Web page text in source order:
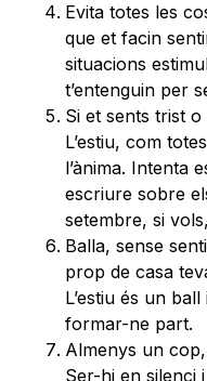
Evita totes les
que et facin
situacions
t’entenguin per
Si et sents trist
L’estiu, com
l’ànima. Intenta
escriure sobre
setembre, si
Balla, sense
prop de casa
L’estiu és un
formar-ne part.
Almenys un
Ser-hi en silenci